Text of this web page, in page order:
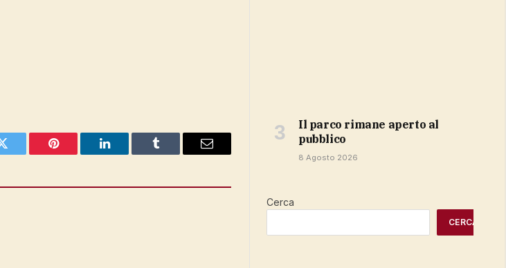
Twitter Pinterest LinkedIn Tumblr Email
Il parco rimane aperto al
pubblico
8 Agosto 2026
Cerca
CERCA